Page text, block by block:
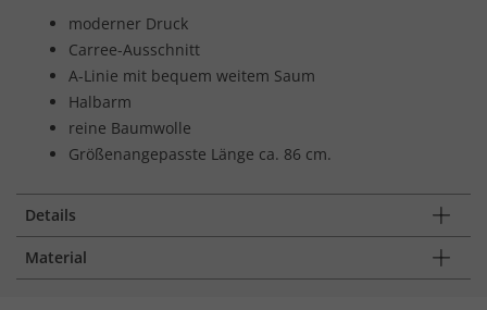
moderner Druck
Carree-Ausschnitt
A-Linie mit bequem weitem Saum
Halbarm
reine Baumwolle
Größenangepasste Länge ca. 86 cm.
Details
Material